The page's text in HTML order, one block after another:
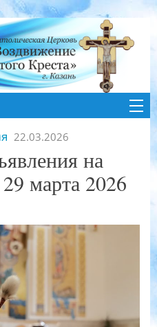
22.03.2026
на
марта 2026